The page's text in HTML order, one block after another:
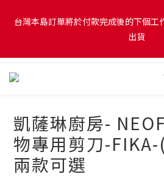
府演習期間，部分地區行動網路可能
響，建議避開期間進行下單等操作
台灣本島訂單將於付款完成後的下個工
出貨
【重要公告｜政府演習期間服務提醒】
府演習期間，部分地區行動網路可能
響，建議避開期間進行下單等操作
凱薩琳廚房-
物專用剪刀-
兩款可選